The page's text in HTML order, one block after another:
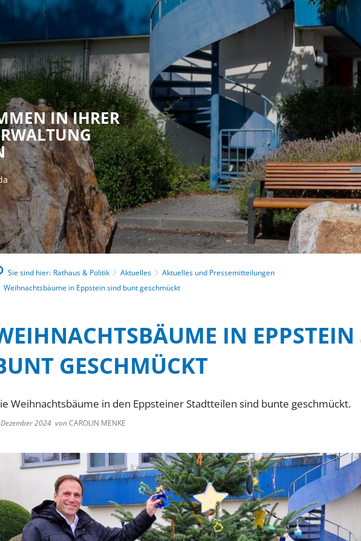
Rathaus & Politik Leben in Eppstein Kultur &
IN IHRER
Sie sind hier: Rathaus & Politik Aktuelles
Aktuelles und Pressemitteilungen
Weihnachtsbäume in Eppstein sind bunt geschmückt
IN
GESCHMÜCKT
Weihnachtsbäume in den Eppsteiner Stadtteilen sind bunte geschmückt.
2024 vonCAROLIN MENKE